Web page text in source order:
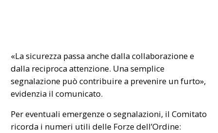
«La sicurezza passa anche dalla collaborazione e
dalla reciproca attenzione. Una semplice
segnalazione può contribuire a prevenire un furto»,
evidenzia il comunicato.
Per eventuali emergenze o segnalazioni, il Comitato
ricorda i numeri utili delle Forze dell’Ordine: